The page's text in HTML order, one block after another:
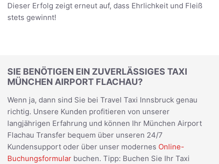
Dieser Erfolg zeigt erneut auf, dass Ehrlichkeit und Fleiß
stets gewinnt!
SIE BENÖTIGEN EIN ZUVERLÄSSIGES TAXI
MÜNCHEN AIRPORT FLACHAU?
Wenn ja, dann sind Sie bei Travel Taxi Innsbruck genau
richtig. Unsere Kunden profitieren von unserer
langjährigen Erfahrung und können Ihr München Airport
Flachau Transfer bequem über unseren 24/7
Kundensupport oder über unser modernes Online-
Buchungsformular buchen. Tipp: Buchen Sie Ihr Taxi